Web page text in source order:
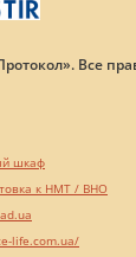
Все
шкаф
к НМТ / ВНО
life.com.ua/